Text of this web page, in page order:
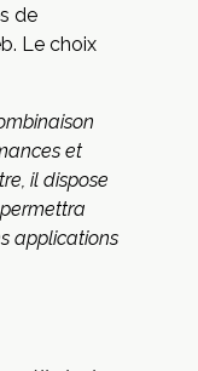
de
Le choix
et
il dispose
applications